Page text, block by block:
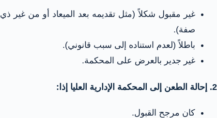
غير مقبول شكلاً (مثل تقديمه بعد الميعاد أو من غير ذي
صفة).
باطلاً (لعدم استناده إلى سبب قانوني).
غير جدير بالعرض على المحكمة.
2. إحالة الطعن إلى المحكمة الإدارية العليا إذا:
كان مرجح القبول.